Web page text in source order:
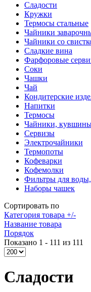
Сладости
Кружки
Термосы стальные
Чайники
Чайники со
Сладкие вина
Фарфоровые
Соки
Чашки
Чай
Кондитерские
Напитки
Термосы
Чайники,
Сервизы
Электрочайники
Термопоты
Кофеварки
Кофемолки
Фильтры для
Наборы чашек
Сортировать по
Категория товара +/-
Название товара
Порядок
Показано 1 - 111 из 111
Сладости